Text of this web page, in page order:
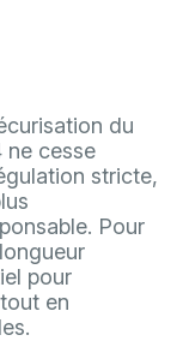
du
ne cesse
stricte,
Pour
pour
en